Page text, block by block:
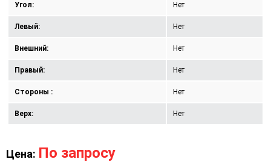
Угол: Нет
Левый: Нет
Внешний: Нет
Правый: Нет
Стороны : Нет
Верх: Нет
Цена: По запросу